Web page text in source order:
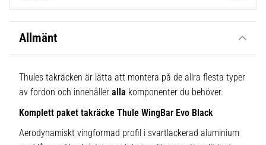
Allmänt
Thules takräcken är lätta att montera på de allra flesta typer
av fordon och innehåller alla komponenter du behöver.
Komplett paket takräcke Thule WingBar Evo Black
Aerodynamiskt vingformad profil i svartlackerad aluminium